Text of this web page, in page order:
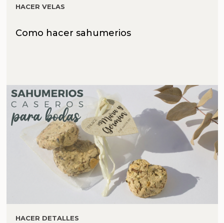
HACER VELAS
Como hacer sahumerios
HACER DETALLES